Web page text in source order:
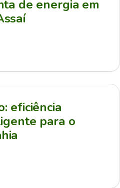
de energia em
eficiência
para o